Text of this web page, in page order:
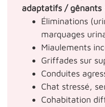
adaptatifs / gênants
Éliminations
marquages
Miaulements
Griffades sur
Conduites
Chat stressé,
Cohabitation